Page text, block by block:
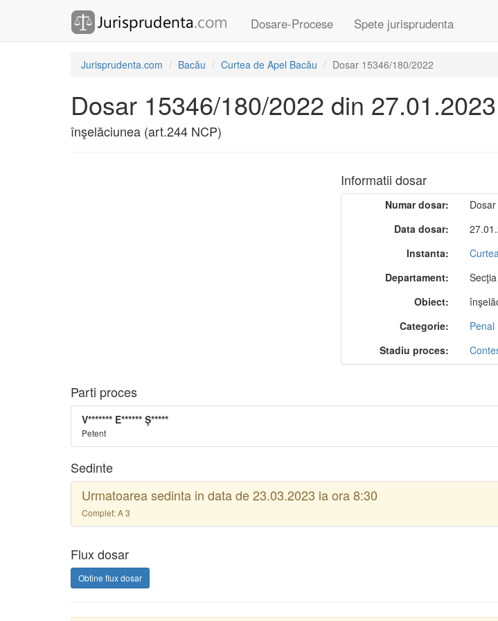
Dosare-Procese Spete jurisprudenta
Jurisprudenta.com Bacău Curtea de Apel Bacău Dosar 15346/180/2022
Dosar 15346/180/2022 din 27.01.2023
înşelăciunea (art.244 NCP)
Informatii dosar
Numar dosar:
Data dosar:
Instanta:
Departament:
Obiect:
Categorie:
Penal
Stadiu proces:
Parti proces
V******* E****** Ş*****
Petent
Sedinte
Urmatoarea sedinta in data de 23.03.2023 la ora 8:30
Complet: A 3
Flux dosar